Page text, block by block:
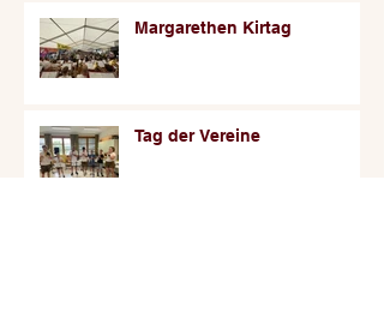
Margarethen Kirtag
Tag der Vereine